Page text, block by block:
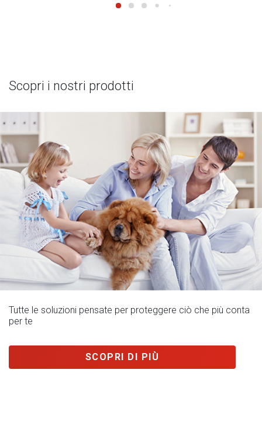
Scopri i nostri prodotti
Tutte le soluzioni pensate per proteggere ciò che più conta
per te
SCOPRI DI PIÙ